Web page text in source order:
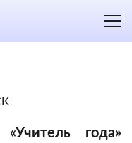
«Учитель года»